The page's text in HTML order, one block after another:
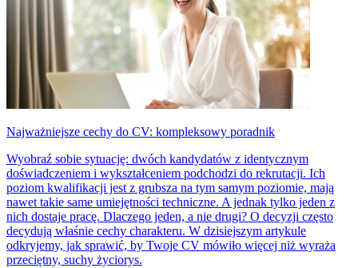
Najważniejsze cechy do CV: kompleksowy poradnik
Wyobraź sobie sytuację: dwóch kandydatów z identycznym
doświadczeniem i wykształceniem podchodzi do rekrutacji. Ich
poziom kwalifikacji jest z grubsza na tym samym poziomie, mają
nawet takie same umiejętności techniczne. A jednak tylko jeden z
nich dostaje pracę. Dlaczego jeden, a nie drugi? O decyzji często
decydują właśnie cechy charakteru. W dzisiejszym artykule
odkryjemy, jak sprawić, by Twoje CV mówiło więcej niż wyraża
przeciętny, suchy życiorys.